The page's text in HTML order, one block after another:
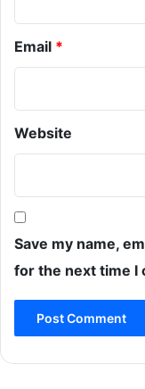
Email *
Website
Save my name,
for the next time I